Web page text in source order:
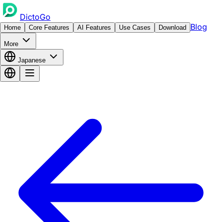
DictoGo
Home Core Features AI Features Use Cases Download Blog
More
Japanese